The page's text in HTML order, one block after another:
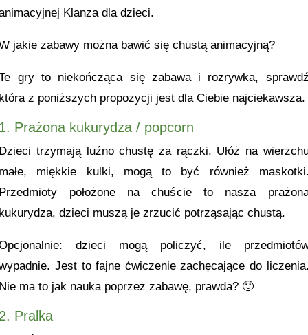
Klanza dla dzieci.
jakie zabawy można bawić się chustą animacyjną?
gry to niekończąca się zabawa i rozrywka,
z poniższych propozycji jest dla Ciebie najciekawsza.
Prażona kukurydza / popcorn
trzymają luźno chustę za rączki. Ułóż na
miękkie kulki, mogą to być również
położone na chuście to nasza
dzieci muszą je zrzucić potrząsając chustą.
dzieci mogą policzyć, ile
Jest to fajne ćwiczenie zachęcające do
ma to jak nauka poprzez zabawę, prawda? 🙂
Pralka